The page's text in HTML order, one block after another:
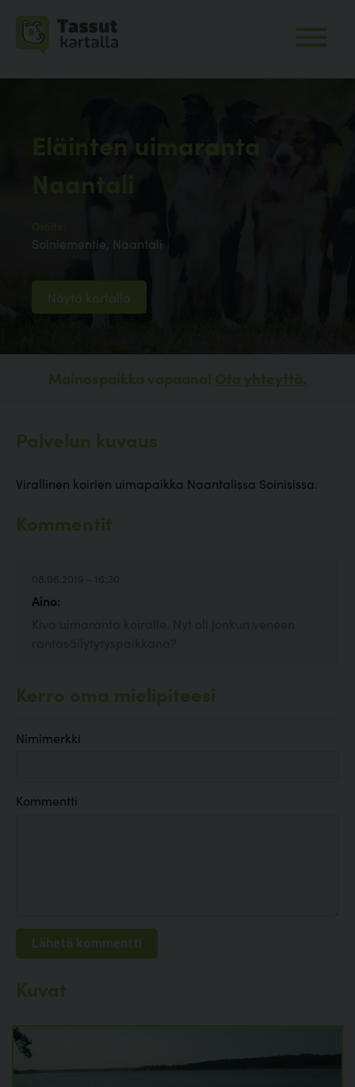
Eläinten uimaranta
Naantali
Soiniementie, Naantali
Näytä kartalla
Mainospaikka vapaana! Ota yhteyttä.
Palvelun kuvaus
Virallinen koirien uimapaikka Naantalissa Soinisissa.
Kommentit
Aino:
Kerro oma mielipiteesi
Nimimerkki
Kommentti
Kuvat